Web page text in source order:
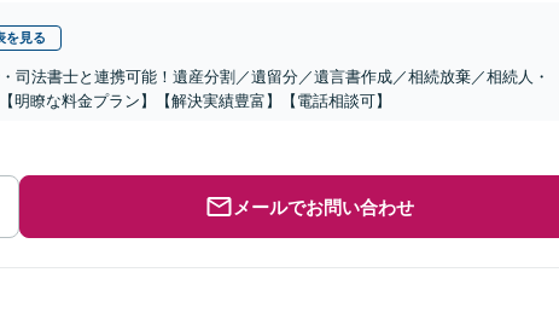
を見る
司法書士と連携可能！遺産分割／遺留分／遺言書作成／相続放棄／相続人・
明瞭な料金プラン】【解決実績豊富】【電話相談可】
メールでお問い合わせ